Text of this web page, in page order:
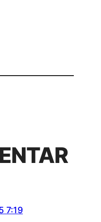
7:19